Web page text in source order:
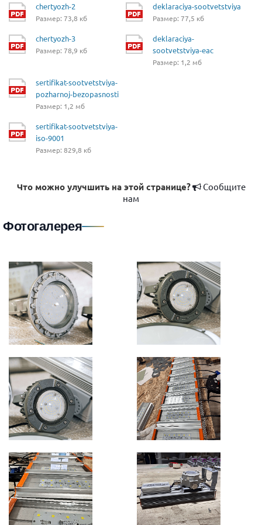
chertyozh-2
Размер: 73,8 кб
chertyozh-3
Размер: 78,9 кб
deklaraciya-sootvetstviya
Размер: 77,5 кб
deklaraciya-
sootvetstviya-eac
Размер: 1,2 мб
sertifikat-sootvetstviya-
pozharnoj-bezopasnosti
Размер: 1,2 мб
sertifikat-sootvetstviya-
iso-9001
Размер: 829,8 кб
Что можно улучшить на этой странице?
Сообщите
нам
Фотогалерея